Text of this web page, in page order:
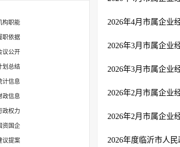
构职能
职依据
议公开
划总结
计信息
政信息
政权力
资国企
议提案
2026年4月市属企业
2026年3月市属企业
2026年3月市属企业
2026年2月市属企业
2026年2月市属企业
2026年度临沂市人